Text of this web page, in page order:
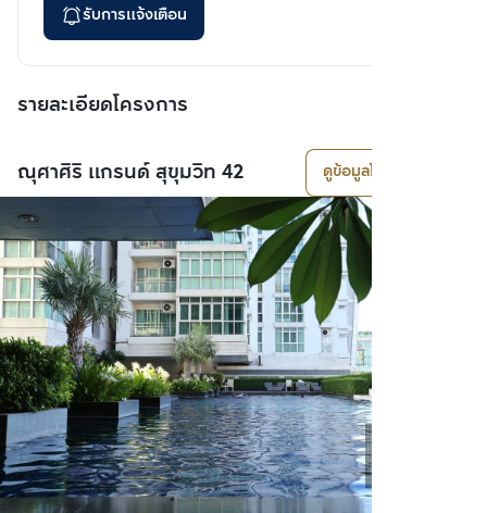
รับการแจ้งเตือน
รายละเอียดโครงการ
ณุศาศิริ แกรนด์ สุขุมวิท 42 ดูข้อมูลโครงการ